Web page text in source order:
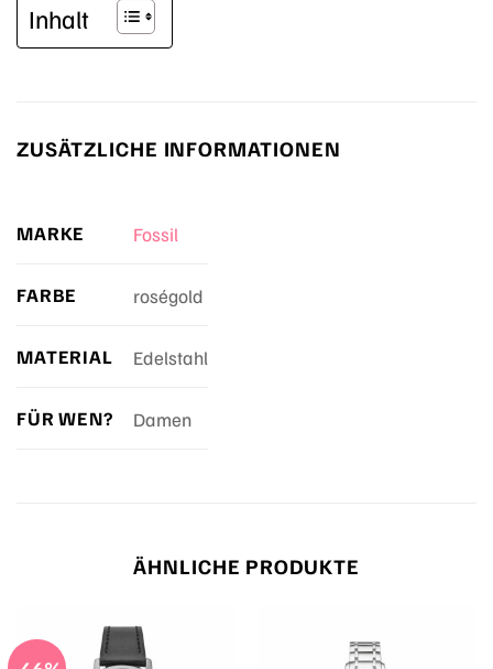
Inhalt
ZUSÄTZLICHE INFORMATIONEN
MARKE Fossil
FARBE roségold
MATERIAL Edelstahl
FÜR WEN? Damen
ÄHNLICHE PRODUKTE